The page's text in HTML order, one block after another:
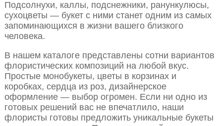
Подсолнухи, каллы, подснежники, ранункулюсы,
сухоцветы — букет с ними станет одним из самых
запоминающихся в жизни вашего близкого
человека.
В нашем каталоге представлены сотни вариантов
флористических композиций на любой вкус.
Простые монобукеты, цветы в корзинах и
коробках, сердца из роз, дизайнерское
оформление — выбор огромен. Если ни одно из
готовых решений вас не впечатлило, наши
флористы готовы предложить уникальные букеты